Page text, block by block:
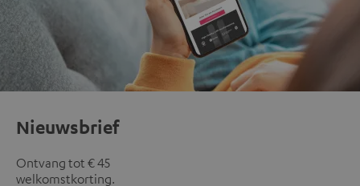
Nieuwsbrief
Ontvang tot € 45
welkomstkorting.